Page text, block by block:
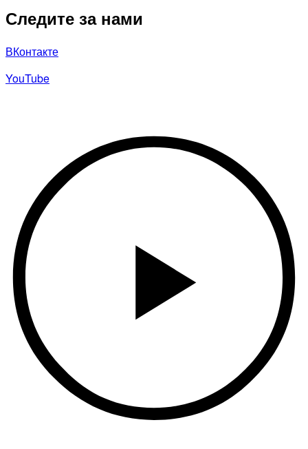
Следите за нами
ВКонтакте
YouTube